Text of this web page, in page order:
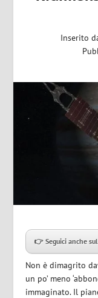
Inserito
👉 Seguici anche
Non è dimagrito
un po’ meno
immaginato. Il